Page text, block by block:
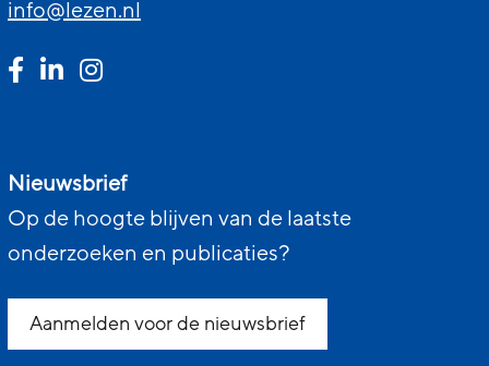
info@lezen.nl
Nieuwsbrief
Op de hoogte blijven van de laatste
onderzoeken en publicaties?
Aanmelden voor de nieuwsbrief